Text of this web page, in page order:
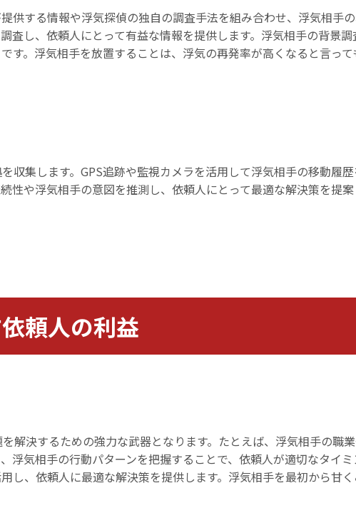
供する情報や浮気探偵の独自の調査手法を組み合わせ、浮気相手
査し、依頼人にとって有益な情報を提供します。浮気相手の背景
す。浮気相手を放置することは、浮気の再発率が高くなると言っ
収集します。GPS追跡や監視カメラを活用して浮気相手の移動履
性や浮気相手の意図を推測し、依頼人にとって最適な解決策を提
頼人の利益
解決するための強力な武器となります。たとえば、浮気相手の職
浮気相手の行動パターンを把握することで、依頼人が適切なタイ
し、依頼人に最適な解決策を提供します。浮気相手を最初から甘